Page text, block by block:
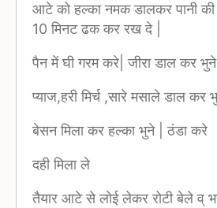
आटे को हल्का नमक डालकर पानी
10 मिनट ढक कर रख दे |
पैन में घी गरम करे| जीरा डाल कर भुने
प्याज,हरी मिर्च ,सारे मसाले डाल कर
बेसन मिला कर हल्का भुने | ठंडा करे
दही मिला ले
तैयार आटे से लोई लेकर रोटी बेले व्